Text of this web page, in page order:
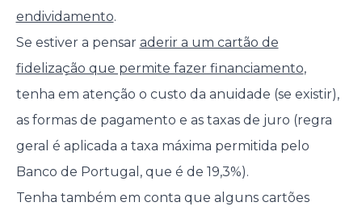
endividamento.
Se estiver a pensar aderir a um cartão de
fidelização que permite fazer financiamento,
tenha em atenção o custo da anuidade (se existir),
as formas de pagamento e as taxas de juro (regra
geral é aplicada a taxa máxima permitida pelo
Banco de Portugal, que é de 19,3%).
Tenha também em conta que alguns cartões